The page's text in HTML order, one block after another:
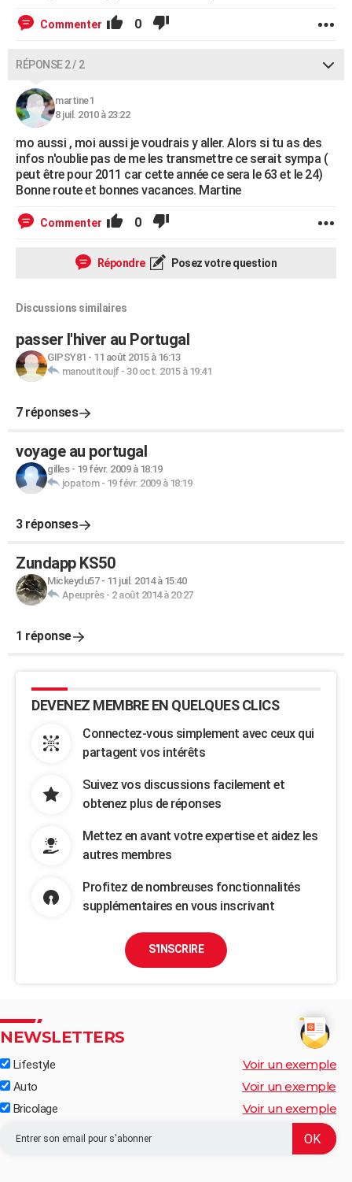
AVIS DE DÉCÈS
Commenter 0
RÉPONSE 2 / 2
martine1
8 juil. 2010 à 23:22
mo aussi , moi aussi je voudrais y aller. Alors si tu as des
infos n'oublie pas de me les transmettre ce serait sympa (
peut être pour 2011 car cette année ce sera le 63 et le 24)
Bonne route et bonnes vacances. Martine
Commenter 0
Répondre Posez votre question
Discussions similaires
passer l'hiver au Portugal
GIPSY81 - 11 août 2015 à 16:13
manoutitoujf- 30 oct. 2015 à 19:41
7 réponses
voyage au portugal
gilles- 19 févr. 2009 à 18:19
jopatom- 19 févr. 2009 à 18:19
3 réponses
Zundapp KS50
Mickeydu57- 11 juil. 2014 à 15:40
Apeuprès- 2 août 2014 à 20:27
1 réponse
DEVENEZ MEMBRE EN QUELQUES CLICS
Connectez-vous simplement avec ceux qui
partagent vos intérêts
Suivez vos discussions facilement et
obtenez plus de réponses
Mettez en avant votre expertise et aidez les
autres membres
Profitez de nombreuses fonctionnalités
supplémentaires en vous inscrivant
S'INSCRIRE
NEWSLETTERS
Lifestyle Voir un exemple
Auto Voir un exemple
Bricolage Voir un exemple